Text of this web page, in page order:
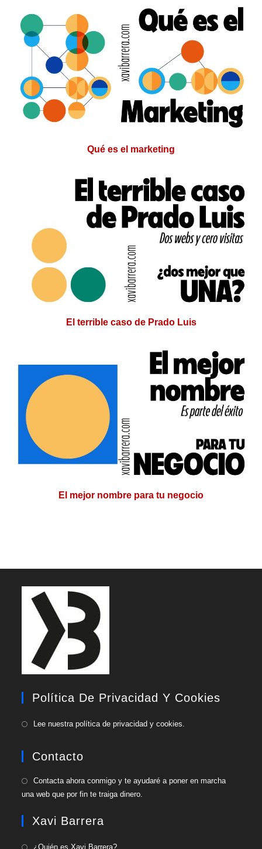
Qué es el marketing
El terrible caso de Prado Luis
El mejor nombre para tu negocio
Política De Privacidad Y Cookies
Lee nuestra política de privacidad y cookies.
Contacto
Contacta ahora conmigo y te ayudaré a poner en marcha
una web que por fin te traiga dinero.
Xavi Barrera
¿Quién es Xavi Barrera?